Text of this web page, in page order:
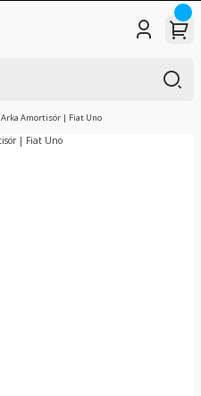
Arka Amortisör | Fiat Uno